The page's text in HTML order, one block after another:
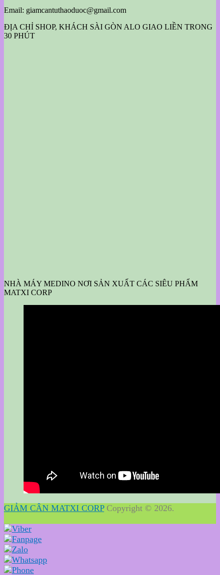
Email: giamcantuthaoduoc@gmail.com
ĐỊA CHỈ SHOP, KHÁCH SÀI GÒN ALO GIAO LIỀN TRONG
30 PHÚT
NHÀ MÁY MEDINO NƠI SẢN XUẤT CÁC SIÊU PHẨM
MATXI CORP
GIẢM CÂN MATXI CORPCopyright © 2026.